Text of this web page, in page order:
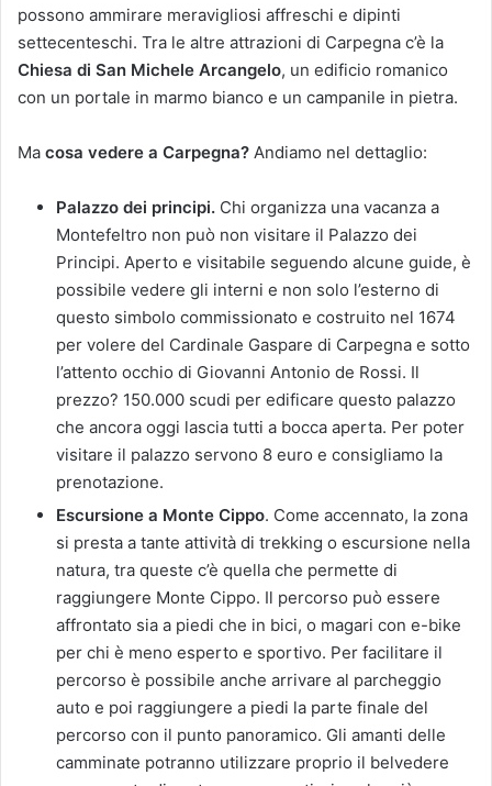
possono ammirare meravigliosi affreschi e dipinti
settecenteschi. Tra le altre attrazioni di Carpegna c’è la
Chiesa di San Michele Arcangelo, un edificio romanico
con un portale in marmo bianco e un campanile in pietra.
Ma cosa vedere a Carpegna? Andiamo nel dettaglio:
Palazzo dei principi. Chi organizza una vacanza a
Montefeltro non può non visitare il Palazzo dei
Principi. Aperto e visitabile seguendo alcune guide, è
possibile vedere gli interni e non solo l’esterno di
questo simbolo commissionato e costruito nel 1674
per volere del Cardinale Gaspare di Carpegna e sotto
l’attento occhio di Giovanni Antonio de Rossi. Il
prezzo? 150.000 scudi per edificare questo palazzo
che ancora oggi lascia tutti a bocca aperta. Per poter
visitare il palazzo servono 8 euro e consigliamo la
prenotazione.
Escursione a Monte Cippo. Come accennato, la zona
si presta a tante attività di trekking o escursione nella
natura, tra queste c’è quella che permette di
raggiungere Monte Cippo. Il percorso può essere
affrontato sia a piedi che in bici, o magari con e-bike
per chi è meno esperto e sportivo. Per facilitare il
percorso è possibile anche arrivare al parcheggio
auto e poi raggiungere a piedi la parte finale del
percorso con il punto panoramico. Gli amanti delle
camminate potranno utilizzare proprio il belvedere